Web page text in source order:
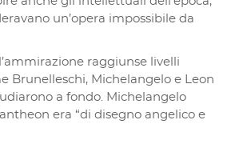
un’opera impossibile da
raggiunse livelli
Brunelleschi, Michelangelo e Leon
a fondo. Michelangelo
era “di disegno angelico e